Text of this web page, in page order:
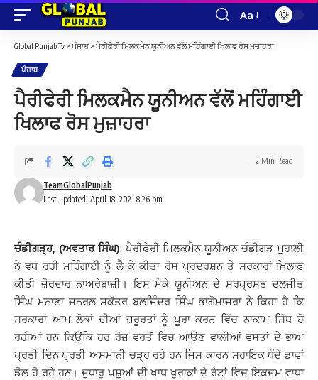
Font
Resizer
Aa
Global Punjab Tv > ਪੰਜਾਬ > ਪੈਰੀਫੇਰੀ ਮਿਲਕਮੈਨ ਯੂਨੀਅਨ ਵੱਲੋਂ ਮਹਿੰਗਾਈ ਖਿਲਾਫ ਰੋਸ ਮੁਜ਼ਾਹਰਾ
ਪੰਜਾਬ
ਪੈਰੀਫੇਰੀ ਮਿਲਕਮੈਨ ਯੂਨੀਅਨ ਵੱਲੋਂ ਮਹਿੰਗਾਈ
ਖਿਲਾਫ ਰੋਸ ਮੁਜ਼ਾਹਰਾ
Last updated: April 18, 2021 8:26 pm
TeamGlobalPunjab
2 Min Read
ਚੰਡੀਗੜ੍ਹ, (ਅਵਤਾਰ ਸਿੰਘ): ਪੈਰੀਫੇਰੀ ਮਿਲਕਮੈਨ ਯੂਨੀਅਨ ਚੰਡੀਗੜ ਮੁਹਾਲੀ
ਨੇ ਵਧ ਰਹੀ ਮਹਿੰਗਾਈ ਨੂੰ ਲੈ ਕੇ ਕੀਤਾ ਰੋਸ ਪ੍ਰਦਰਸ਼ਨ ਤੇ ਸਰਕਾਰਾਂ ਖ਼ਿਲਾਫ਼
ਕੀਤੀ ਜ਼ੋਰਦਾਰ ਨਾਅਰੇਬਾਜ਼ੀ। ਇਸ ਮੌਕੇ ਯੂਨੀਅਨ ਦੇ ਸਰਪ੍ਰਸਤ ਦਲਜੀਤ
ਸਿੰਘ ਮਨਾਣਾ ਜਨਰਲ ਸਕੱਤਰ ਬਲਜਿੰਦਰ ਸਿੰਘ ਭਾਗੋਮਾਜਰਾ ਨੇ ਕਿਹਾ ਹੈ ਕਿ
ਸਰਕਾਰਾਂ ਆਮ ਲੋਕਾਂ ਦੀਆਂ ਜ਼ਰੂਰਤਾਂ ਨੂੰ ਪੂਰਾ ਕਰਨ ਵਿੱਚ ਨਾਕਾਮ ਸਿੱਧ ਹੋ
ਰਹੀਆਂ ਹਨ ਕਿਉਂਕਿ ਹਰ ਰੋਜ਼ ਵਰਤੋਂ ਵਿਚ ਆਉਣ ਵਾਲੀਆਂ ਵਸਤਾਂ ਦੇ ਭਾਅ
ਪ੍ਰਤੀ ਦਿਨ ਪ੍ਰਤੀ ਅਸਮਾਨੀ ਚੜ੍ਹ ਰਹੇ ਹਨ ਜਿਸ ਕਾਰਨ ਸਹਾਇਕ ਧੰਦੇ ਡਾਵਾਂ
ਡੋਲ ਹੋ ਰਹੇ ਹਨ। ਦੁਧਾਰੂ ਪਸ਼ੂਆਂ ਦੀ ਖਾਧ ਖੁਰਾਕਾਂ ਦੇ ਰੇਟਾਂ ਵਿਚ ਇਕਦਮ ਵਾਧਾ